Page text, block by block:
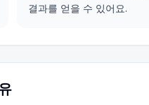
결과를 얻을 수 있어요.